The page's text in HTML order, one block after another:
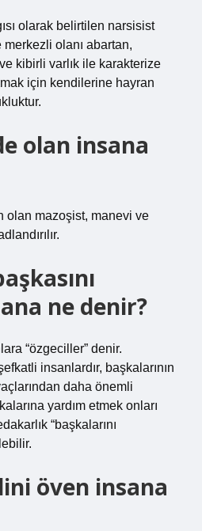
olarak belirtilen narsisist
olanı abartan,
kibirli varlık ile karakterize
için kendilerine hayran
olan insana
olan mazoşist, manevi ve
ne denir?
“özgeciller” denir.
insanlardır, başkalarının
daha önemli
yardım etmek onları
“başkalarını
öven insana